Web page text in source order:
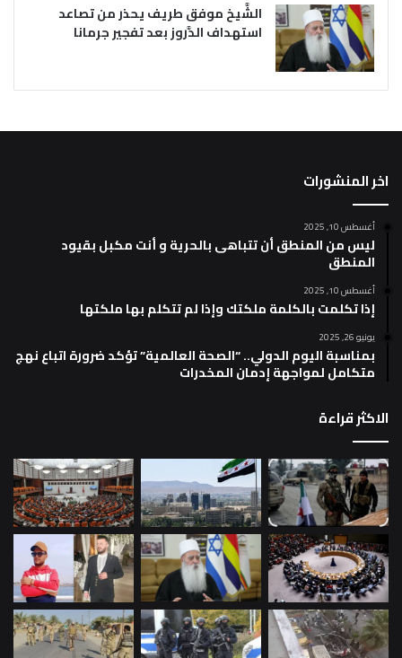
الشَّيخ موفق طريف يحذر من تصاعد
استهداف الدَّروز بعد تفجير جرمانا
اخر المنشورات
أغسطس 10, 2025
ليس من المنطق أن تتباهى بالحرية و أنت مكبل بقيود
المنطق
أغسطس 10, 2025
إذا تكلمت بالكلمة ملكتك وإذا لم تتكلم بها ملكتها
يونيو 26, 2025
بمناسبة اليوم الدولي.. “الصحة العالمية” تؤكد ضرورة اتباع نهج
متكامل لمواجهة إدمان المخدرات
الاكثر قراءة